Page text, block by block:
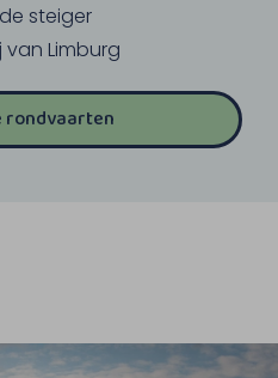
steiger
van Limburg
rondvaarten